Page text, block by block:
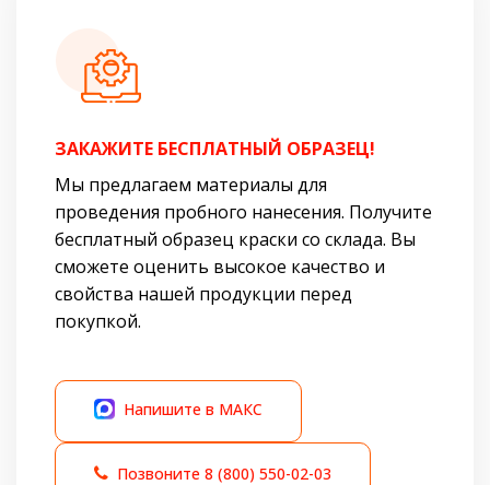
ЗАКАЖИТЕ БЕСПЛАТНЫЙ ОБРАЗЕЦ!
Мы предлагаем материалы для
проведения пробного нанесения. Получите
бесплатный образец краски со склада. Вы
сможете оценить высокое качество и
свойства нашей продукции перед
покупкой.
Напишите в МАКС
Позвоните 8 (800) 550-02-03